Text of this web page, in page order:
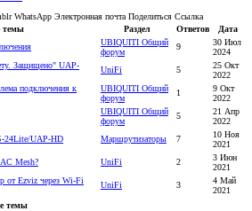
WhatsApp Электронная почта Поделиться Ссылка
темы Раздел Ответов
Дата
UBIQUITI Общий
форум
9
30 Июл
2024
Защищено" UAP-
UniFi 5
25 Окт
2022
подключения к
UBIQUITI Общий
форум
1
9 Окт
2022
UBIQUITI Общий
форум
5
21 Апр
2022
24Lite/UAP-HD Маршрутизаторы 7
10 Ноя
2021
Mesh? UniFi 2
3 Июн
2021
от Ezviz через Wi-Fi
UniFi 3
4 Май
2021
темы